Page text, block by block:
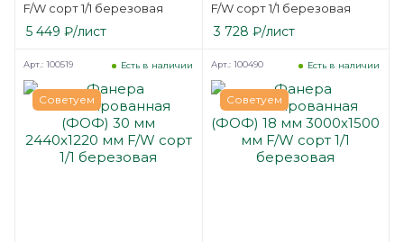
F/W сорт 1/1 березовая
5 449 ₽/лист
F/W сорт 1/1 березовая
3 728 ₽/лист
Советуем
Есть в наличии
Арт.: 100519
Советуем
Есть в наличии
Арт.: 100490